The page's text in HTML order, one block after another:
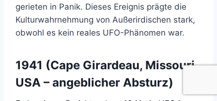
gerieten in Panik. Dieses Ereignis prägte die
Kulturwahrnehmung von Außerirdischen stark,
obwohl es kein reales UFO-Phänomen war.
1941 (Cape Girardeau, Missouri,
USA – angeblicher Absturz)